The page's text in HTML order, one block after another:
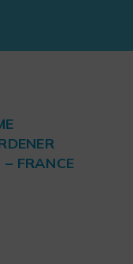
FRANCE